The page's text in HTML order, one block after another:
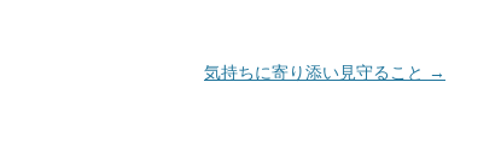
気持ちに寄り添い見守ること →